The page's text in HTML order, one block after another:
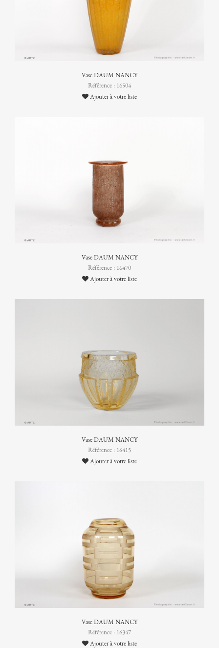
Vase DAUM NANCY
Référence : 16504
Ajouter à votre liste
Vase DAUM NANCY
Référence : 16470
Ajouter à votre liste
Vase DAUM NANCY
Référence : 16415
Ajouter à votre liste
Vase DAUM NANCY
Référence : 16347
Ajouter à votre liste